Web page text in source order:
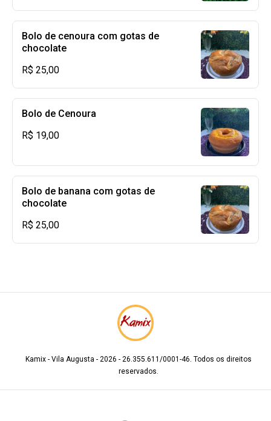
Bolo de cenoura com gotas de
chocolate
R$ 25,00
Bolo de Cenoura
R$ 19,00
Bolo de banana com gotas de
chocolate
R$ 25,00
Kamix - Vila Augusta - 2026 - 26.355.611/0001-46. Todos os direitos
reservados.